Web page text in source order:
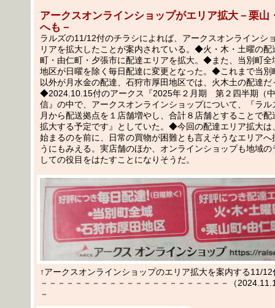
アークスオンラインショップがエリア拡大－栗山
へも－
ラルズの11/12付のチラシによれば、アークスオンラインシ
リアを拡大したことが案内されている。◆火・木・土曜の配
町・由仁町・夕張市に配達エリアを拡大。◆また、当別町全
地区が日曜を除く毎日配達に変更となった。◆これまで当別
以外が月水金の配達、石狩市厚田地区では、火木土の配達だ
◆2024.10.15付のアークス『2025年２月期 第２四半期（
信』の中で、アークスオンラインショップについて、『ラ
月から配送拠点を１店舗増やし、合計８店舗とすることで
拡大する予定です』としていた。◆今回の配達エリア拡大は
始まるのを前に、日常の買物が困難とも言えそうなエリアへ
うにもみえる。実店舗のほか、オンラインショップも地域
しての役目をはたすことになりそうだ。
↑アークスオンラインショップのエリア拡大を案内する11/
－－－－－－－－－－－－－－－－－－－－－－（
－